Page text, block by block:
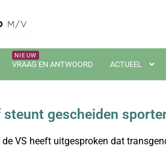
VRAAG EN ANTWOORD ACTUEEL
steunt gescheiden
VS heeft uitgesproken dat